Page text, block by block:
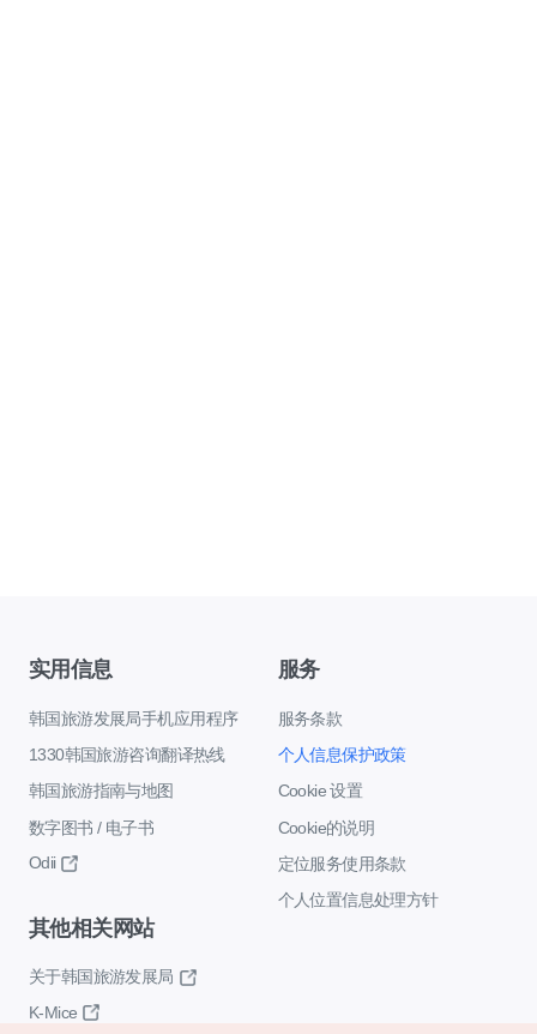
实用信息
韩国旅游发展局手机应用程序
1330韩国旅游咨询翻译热线
韩国旅游指南与地图
数字图书 / 电子书
Odii
服务
服务条款
个人信息保护政策
Cookie 设置
Cookie的说明
定位服务使用条款
个人位置信息处理方针
其他相关网站
关于韩国旅游发展局
K-Mice